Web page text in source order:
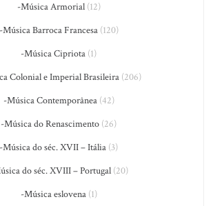
-Música Armorial(12)
-Música Barroca Francesa(120)
-Música Cipriota (1)
Colonial e Imperial Brasileira(206)
-Música Contemporânea(42)
-Música do Renascimento (26)
-Música do séc. XVII – Itália (3)
do séc. XVIII – Portugal (20)
-Música eslovena(1)